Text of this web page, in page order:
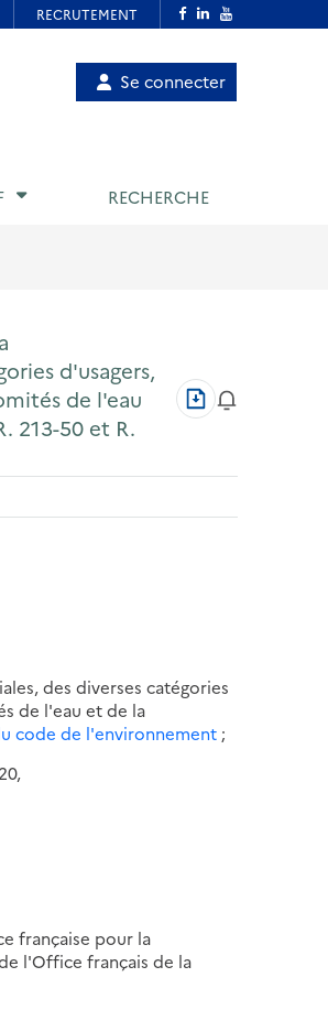
Menu
utilisateur
Se connecter
RECHERCHE
d'usagers,
de l'eau
213-50 et R.
Télécharger
au
des diverses catégories
de l'eau et de la
code de l'environnement ;
française pour la
l'Office français de la